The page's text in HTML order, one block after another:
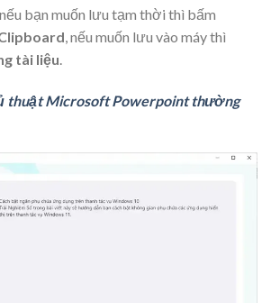
bạn muốn lưu tạm thời thì bấm
, nếu muốn lưu vào máy thì
tài liệu.
thuật Microsoft Powerpoint thường